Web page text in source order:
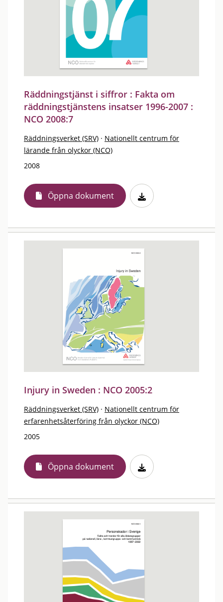
Räddningstjänst i siffror : Fakta om
räddningstjänstens insatser 1996-2007 :
NCO 2008:7
Räddningsverket (SRV) · Nationellt centrum för
lärande från olyckor (NCO)
2008
Öppna dokument
Injury in Sweden : NCO 2005:2
Räddningsverket (SRV) · Nationellt centrum för
erfarenhetsåterföring från olyckor (NCO)
2005
Öppna dokument